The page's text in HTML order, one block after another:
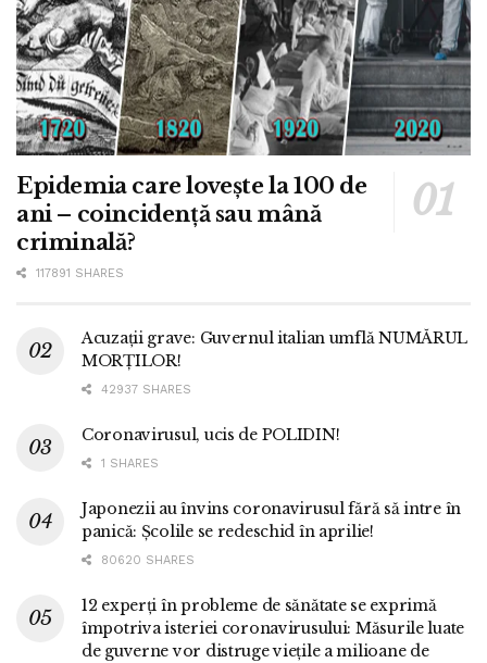
Epidemia care lovește la 100 de
ani – coincidență sau mână
criminală?
117891 SHARES
Acuzații grave: Guvernul italian umflă NUMĂRUL
MORȚILOR!
42937 SHARES
Coronavirusul, ucis de POLIDIN!
1 SHARES
Japonezii au învins coronavirusul fără să intre în
panică: Școlile se redeschid în aprilie!
80620 SHARES
12 experți în probleme de sănătate se exprimă
împotriva isteriei coronavirusului: Măsurile luate
de guverne vor distruge viețile a milioane de